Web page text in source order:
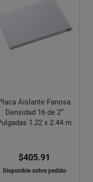
$1,262.51
$869.00